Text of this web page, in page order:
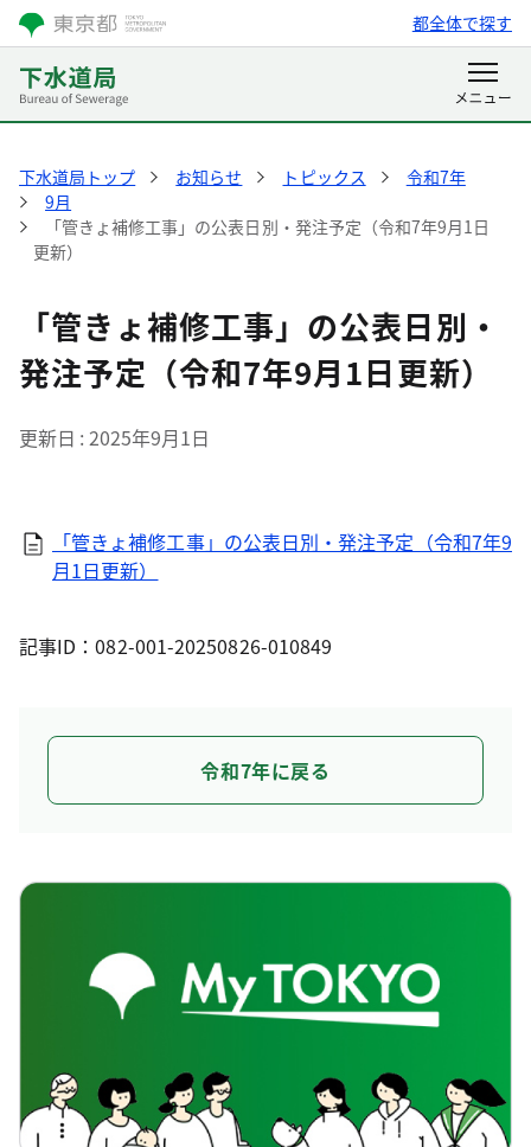
都全体で探す
下水道局トップ お知らせ トピックス
令和7年
9月
「管きょ補修工事」の公表日別・発注予定（令和7年9月1日
更新）
「管きょ補修工事」の公表日別・
発注予定（令和7年9月1日更新）
更新日 2025年9月1日
「管きょ補修工事」の公表日別・発注予定（令和7年9
月1日更新）
記事ID：082-001-20250826-010849
令和7年に戻る